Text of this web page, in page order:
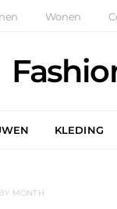
Wonen
KLEDING
MONTH